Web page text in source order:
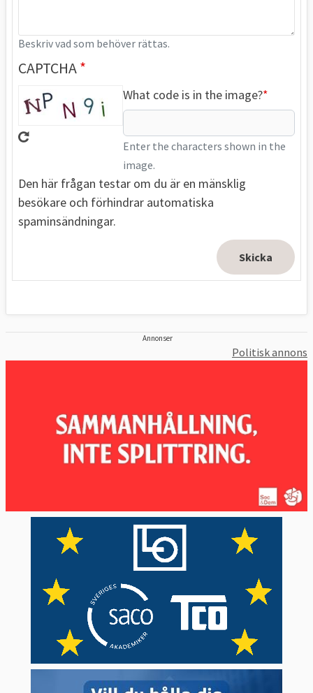
Beskriv vad som behöver rättas.
CAPTCHA
What code is in the image?
Enter the characters shown in the
image.
Den här frågan testar om du är en mänsklig
besökare och förhindrar automatiska
spaminsändningar.
Annonser
Politisk annons